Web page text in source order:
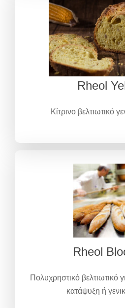
Rheol
Κίτρινο βελτιωτικό
Rheol
Πολυχρηστικό βελτιωτικό
κατάψυξη ή